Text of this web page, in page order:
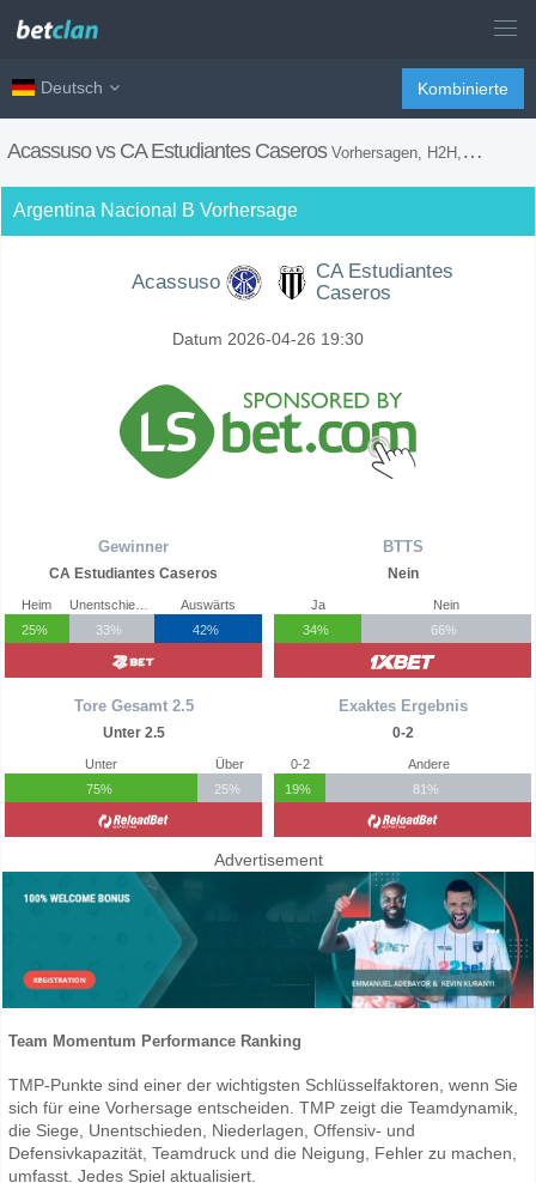
Deutsch Kombinierte
Acassuso vs CA Estudiantes Caseros Vorhersagen, H2H, Wetten Tipps und Spiel Vorschau
Argentina Nacional B Vorhersage
Acassuso
CA Estudiantes
Caseros
Datum 2026-04-26 19:30
Gewinner
CA Estudiantes Caseros
Heim
25%
Unentschieden
33%
Auswärts
42%
Tore Gesamt 2.5
Unter 2.5
Unter
75%
Über
25%
BTTS
Nein
Ja
34%
Nein
66%
Exaktes Ergebnis
0-2
0-2
19%
Andere
81%
Advertisement
Team Momentum Performance Ranking
TMP-Punkte sind einer der wichtigsten Schlüsselfaktoren, wenn Sie
sich für eine Vorhersage entscheiden. TMP zeigt die Teamdynamik,
die Siege, Unentschieden, Niederlagen, Offensiv- und
Defensivkapazität, Teamdruck und die Neigung, Fehler zu machen,
umfasst. Jedes Spiel aktualisiert.